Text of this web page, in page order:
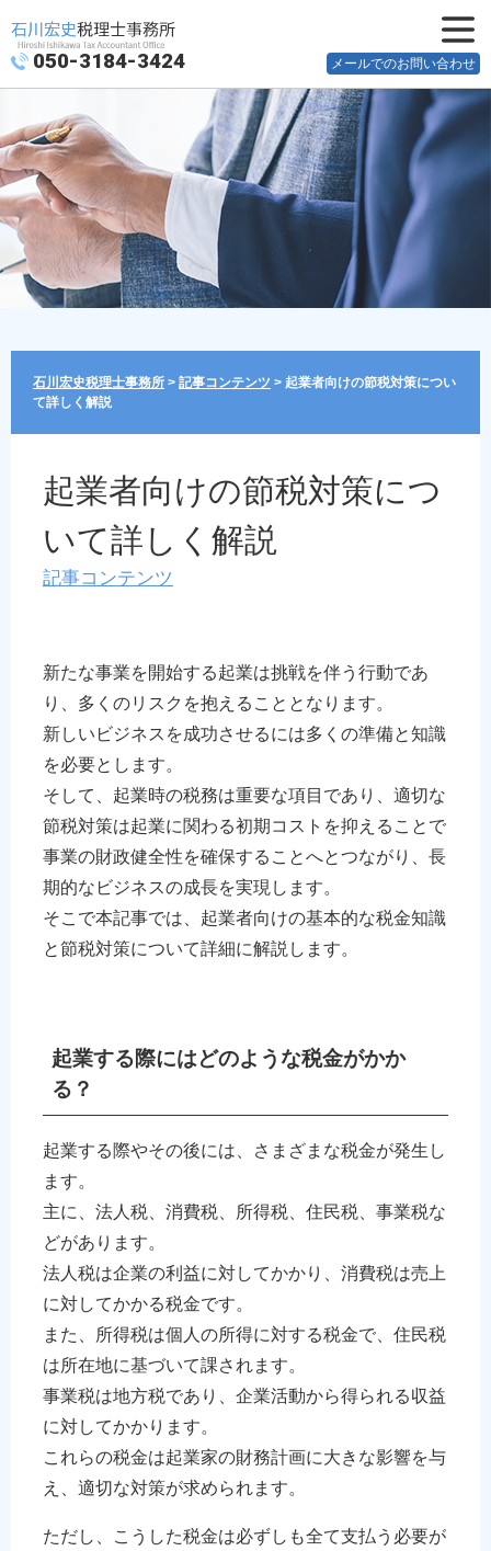
メニュ
ー
050-3184-3424 メールでのお問い合わせ
石川宏史税理士事務所 > 記事コンテンツ > 起業者向けの節税対策につい
て詳しく解説
起業者向けの節税対策につ
いて詳しく解説
記事コンテンツ
新たな事業を開始する起業は挑戦を伴う行動であ
り、多くのリスクを抱えることとなります。
新しいビジネスを成功させるには多くの準備と知識
を必要とします。
そして、起業時の税務は重要な項目であり、適切な
節税対策は起業に関わる初期コストを抑えることで
事業の財政健全性を確保することへとつながり、長
期的なビジネスの成長を実現します。
そこで本記事では、起業者向けの基本的な税金知識
と節税対策について詳細に解説します。
起業する際にはどのような税金がかか
る？
起業する際やその後には、さまざまな税金が発生し
ます。
主に、法人税、消費税、所得税、住民税、事業税な
どがあります。
法人税は企業の利益に対してかかり、消費税は売上
に対してかかる税金です。
また、所得税は個人の所得に対する税金で、住民税
は所在地に基づいて課されます。
事業税は地方税であり、企業活動から得られる収益
に対してかかります。
これらの税金は起業家の財務計画に大きな影響を与
え、適切な対策が求められます。
ただし、こうした税金は必ずしも全て支払う必要が